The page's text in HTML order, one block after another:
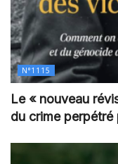
N°1115
Le « nouveau
du crime perpétré